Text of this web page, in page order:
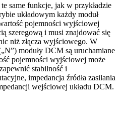
same funkcje, jak w przykładzie
układowym każdy moduł
pojemności wyjściowej
szeregową i musi znajdować się
niż złącza wyjściowego. W
moduły DCM są uruchamiane
pojemności wyjściowej może
stabilność i
impedancja źródła zasilania
wejściowej układu DCM.